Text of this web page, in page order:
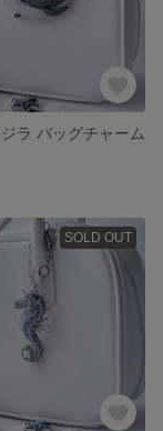
ラ バッグチャーム
SOLD OUT